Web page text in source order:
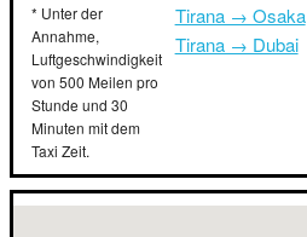
* Unter der
Annahme,
Luftgeschwindigkeit
von 500 Meilen pro
Stunde und 30
Minuten mit dem
Taxi Zeit.
Tirana → Osaka
Tirana → Dubai